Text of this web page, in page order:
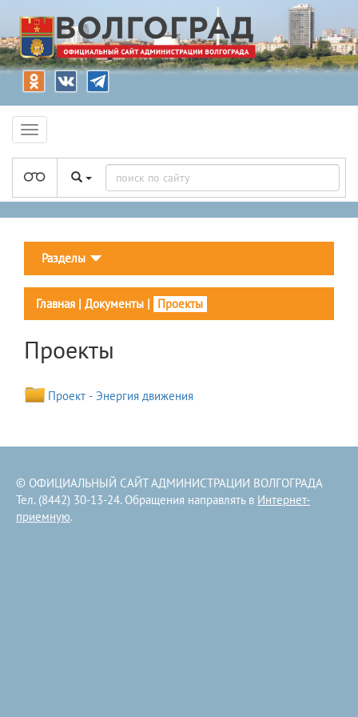
Разделы
Главная | Документы | Проекты
Проекты
Проект - Энергия движения
© ОФИЦИАЛЬНЫЙ САЙТ АДМИНИСТРАЦИИ ВОЛГОГРАДА
Тел. (8442) 30-13-24. Обращения направлять в Интернет-
приемную.